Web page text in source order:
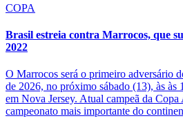
COPA
Brasil estreia contra Marrocos, que
2022
O Marrocos será o primeiro adversário
de 2026, no próximo sábado (13), às às
em Nova Jersey. Atual campeã da
campeonato mais importante do